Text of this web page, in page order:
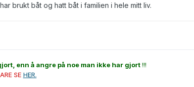
brukt båt og hatt båt i familien i hele mitt liv.
enn å angre på noe man ikke har gjort!!!
SE HER.